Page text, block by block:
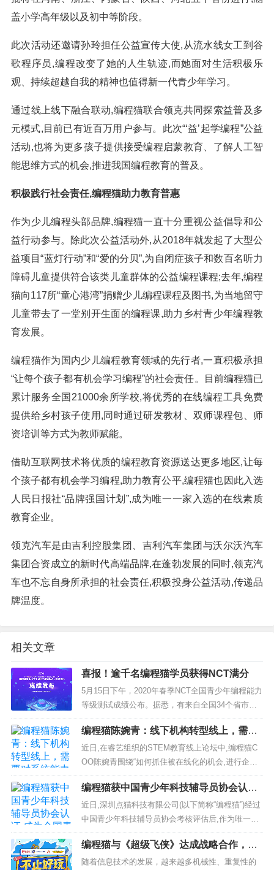
盖小学高年级以及初中等阶段。
此次活动还邀请孙玲担任公益宣传大使,从流水线女工到谷
歌程序员,编程改变了她的人生轨迹,而她面对生活积极乐
观、持续超越自我的精神也值得新一代青少年学习。
通过线上线下融合联动,编程猫联合领克共同探索益普及多
元模式,目前已有近百万用户参与。此次“‘益’起学编程”公益
活动,也将为更多孩子提供接受编程启蒙教育、了解人工智
能思维方式的机会,推进我国编程教育的普及。
积极践行社会责任,编程猫助力教育普惠
作为少儿编程头部品牌,编程猫一直十分重视公益倡导和公
益行动参与。除此次公益活动外,从2018年就发起了大型公
益项目“蓝灯行动”和“爱的分贝”,为自闭症孩子和数百名听力
障碍儿童提供符合该类儿童群体的公益编程课程;去年,编程
猫向117所“童心港湾”捐赠少儿编程课程及图书,为当地留守
儿童带去了一堂别开生面的编程课,助力乡村青少年编程教
育发展。
编程猫作为国内少儿编程教育领域的先行者,一直积极承担
“让每个孩子都有机会学习编程”的社会责任。目前编程猫已
累计服务全国21000余所学校,将优秀的在线编程工具免费
提供给乡村孩子使用,同时通过研发教材、双师课程包、师
资培训等方式为教师赋能。
借助互联网技术将优质的编程教育资源送达更多地区,让每
个孩子都有机会学习编程,助力教育公平,编程猫也因此入选
人民日报社“品牌强国计划”,成为唯一一家入选的在线素质
教育企业。
领克汽车是由吉利控股集团、吉利汽车集团与沃尔沃汽车
集团合资成立的新时代高端品牌,在蓬勃发展的同时,领克汽
车也不忘自身所承担的社会责任,积极投身公益活动,传递品
牌温度。
相关文章
喜报！逾千名编程猫学员获得NCT满分
5月15日下午，2020年春季NCT全国青少年编程能力
等级测试成绩公布。据悉，有来自全国34个省市自
治区、港澳台及加拿大、美国、新加坡等地区上万
名考生参加了本次考试。 NCT全国青少年编...
编程猫陈婉青：线下机构转型线上，需要
对系统能力和组织能力做出哪些变革？
近日,在睿艺组织的STEM教育线上论坛中,编程猫C
OO陈婉青围绕“如何抓住被在线化的机会,进行企业
系统能力变革?”、“教育企业的新机会和新渠道”、...
编程猫获中国青少年科技辅导员协会认证,
成为全国青少年科技辅导员培训基地
近日,深圳点猫科技有限公司(以下简称“编程猫”)经过
中国青少年科技辅导员协会考核评估后,作为唯一一
家少儿编程教育公司,正式成为“全国青少年科技辅导
员培训基地&...
编程猫与《超级飞侠》达成战略合作，共
同推进少儿编程普及
随着信息技术的发展，越来越多机械性、重复性的